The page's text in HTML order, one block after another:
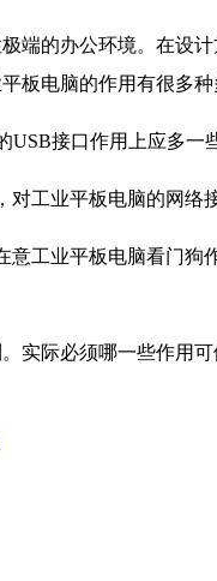
端的办公环境。在设
板电脑的作用有很多
接口作用上应多一
工业平板电脑的网络
工业平板电脑看门
实际必须哪一些作用